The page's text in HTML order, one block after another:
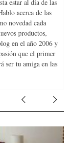
estar al día de las
acerca de las
novedad cada
productos,
en el año 2006 y
que el primer
ser tu amiga en las